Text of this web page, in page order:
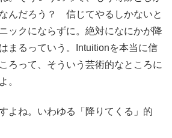
んだろう？ 信じてやるしかないと
ックにならずに。絶対になにかが降
まるっていう。Intuitionを本当に信
ろって、そういう芸術的なところに
。
よね。いわゆる「降りてくる」的